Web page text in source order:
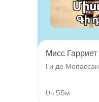
Мисс Гарриет
Ги де Мопассан
0ч 55м